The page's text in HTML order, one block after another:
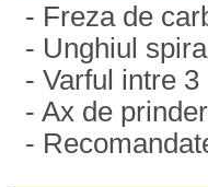
- Freza de
- Unghiul
- Varful intre
- Ax de
-